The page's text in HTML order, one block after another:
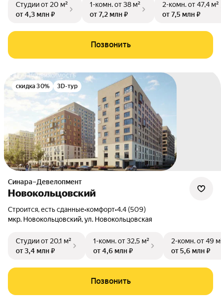
Студииот 20 м²
от 4,3 млн ₽
1-комн.от 38 м²
от 7,2 млн ₽
2-комн.от 47,4 м²
от 7,5 млн ₽
Позвонить
скидка 30% 3D-тур
Синара–Девелопмент
Новокольцовский
Строится, есть сданные•комфорт•4.4 (509)
мкр. Новокольцовский,ул. Новокольцовская
Студииот 20,1 м²
от 3,4 млн ₽
1-комн.от 32,5 м²
от 4,6 млн ₽
2-комн.от 49
от 5,6 млн ₽
Позвонить